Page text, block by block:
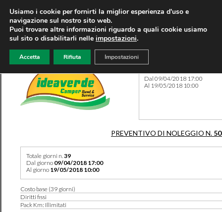
Dal 09/04/2018 17:00
Al 19/05/2018 10:00
PREVENTIVO DI NOLEGGIO N.
Totale giorni n.39
Dal giorno 09/04/2018 17:00
Al giorno 19/05/2018 10:00
Costo base (39 giorni)
Diritti fissi
Pack Km: Illimitati
Usiamo i cookie per fornirti la miglior esperienza d'uso e
navigazione sul nostro sito web.
Puoi trovare altre informazioni riguardo a quali cookie usiamo
sul sito o disabilitarli nelle impostazioni.
Accetta Rifiuta Impostazioni